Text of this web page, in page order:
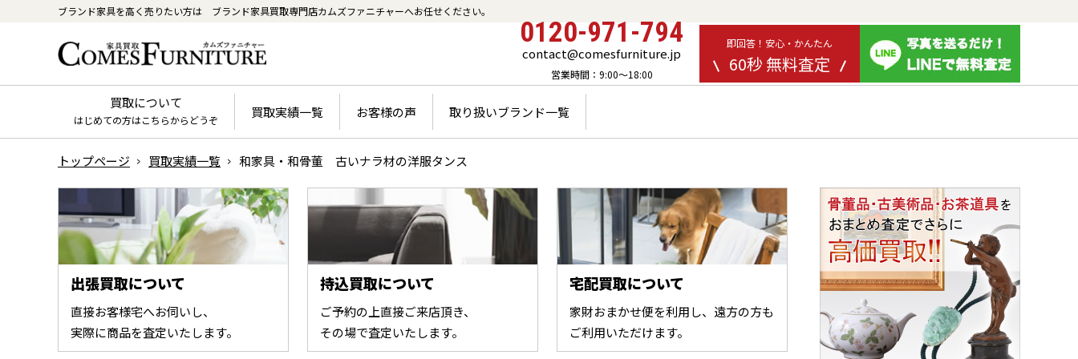
ブランド家具を高く売りたい方は ブランド家具買取専門店カムズファニチャーへお任せください。
0120-971-794
contact@comesfurniture.jp
営業時間：9:00～18:00
即回答！安心・かんたん
60秒 無料査定
買取について
はじめての方はこちらからどうぞ 買取実績一覧 お客様の声 取り扱いブランド一覧
トップページ 買取実績一覧 和家具・和骨董 古いナラ材の洋服タンス
出張買取について
直接お客様宅へお伺いし、
実際に商品を査定いたします。
持込買取について
ご予約の上直接ご来店頂き、
その場で査定いたします。
宅配買取について
家財おまかせ便を利用し、遠方の方も
ご利用いただけます。